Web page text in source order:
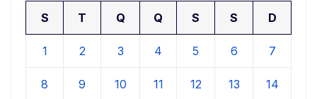
S T Q Q S S D
1 2 3 4 5 6 7
8 9 10 11 12 13 14